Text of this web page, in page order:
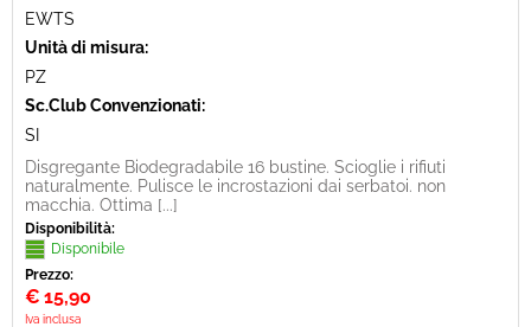
EWTS
Unità di misura:
PZ
Sc.Club Convenzionati:
SI
Disgregante Biodegradabile 16 bustine. Scioglie i rifiuti
naturalmente. Pulisce le incrostazioni dai serbatoi. non
macchia. Ottima [...]
Disponibilità:
Disponibile
Prezzo:
€ 15,90
Iva inclusa